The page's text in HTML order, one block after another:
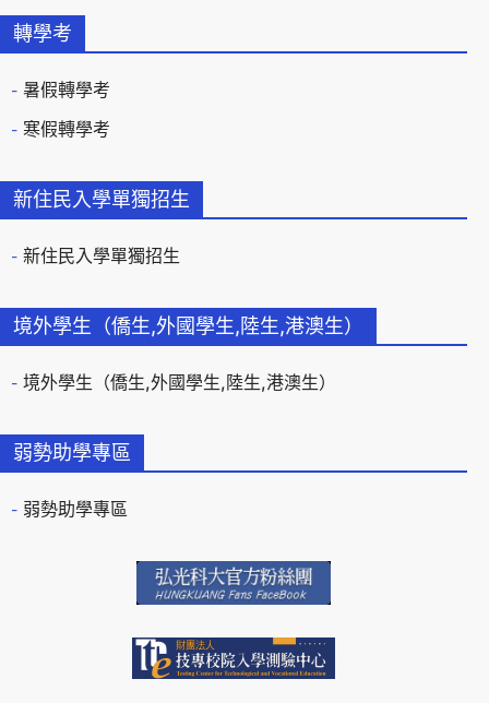
轉學考
暑假轉學考
寒假轉學考
新住民入學單獨招生
新住民入學單獨招生
境外學生（僑生,外國學生,陸生,港澳生）
境外學生（僑生,外國學生,陸生,港澳生）
弱勢助學專區
弱勢助學專區